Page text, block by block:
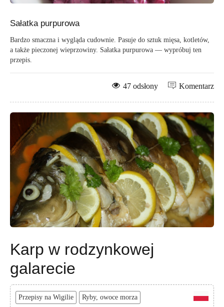
Sałatka purpurowa
Bardzo smaczna i wygląda cudownie. Pasuje do sztuk mięsa, kotletów,
a także pieczonej wieprzowiny. Sałatka purpurowa — wypróbuj ten
przepis.
Komentarz
47 odsłony
Karp w rodzynkowej
galarecie
Przepisy na Wigilie Ryby, owoce morza